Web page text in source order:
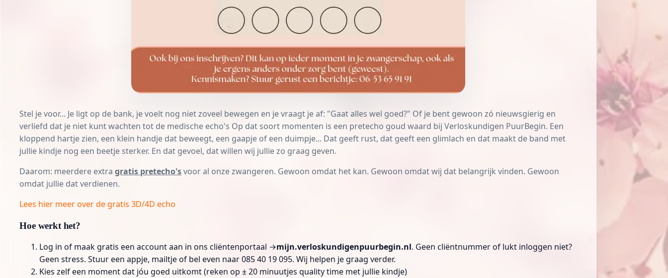
Stel je voor... Je ligt op de bank, je voelt nog niet zoveel bewegen en je vraagt je af: "Gaat alles wel goed?" Of je bent gewoon zó nieuwsgierig en
verliefd dat je niet kunt wachten tot de medische echo's Op dat soort momenten is een pretecho goud waard bijVerloskundigen PuurBegin. Een
kloppend hartje zien, een klein handje dat beweegt, een gaapje of een duimpje... Dat geeft rust, dat geeft een glimlach en dat maakt de band met
jullie kindje nog een beetje sterker. En dat gevoel, dat willen wij jullie zo graag geven.
Daarom: meerdere extragratis pretecho'svoor al onze zwangeren. Gewoon omdat het kan. Gewoon omdat wij dat belangrijk vinden. Gewoon
omdat jullie dat verdienen.
Lees hier meer over de gratis 3D/4D echo
Hoe werkt het?
Log in of maak gratis een account aan in ons cliëntenportaal →mijn.verloskundigenpuurbegin.nl. Geen cliëntnummer of lukt inloggen niet?
Geen stress. Stuur een appje, mailtje of bel even naar 085 40 19 095. Wij helpen je graag verder.
Kies zelf een moment dat jóu goed uitkomt (reken op ± 20 minuutjes quality time met jullie kindje)